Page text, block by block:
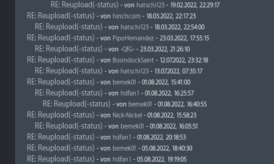
RE: Reupload(-status) - von hatschi123 - 19.02.2022, 22:29:17
RE: Reupload(-status) - von hirschcom - 18.03.2022, 22:17:23
RE: Reupload(-status) - von hatschi123 - 18.03.2022, 22:54:00
RE: Reupload(-status) - von PipoHernandez - 23.03.2022, 17:55:15
RE: Reupload(-status) - von -QfG- - 23.03.2022, 21:26:10
RE: Reupload(-status) - von BoondockSaint - 12.07.2022, 23:32:18
RE: Reupload(-status) - von hatschi123 - 13.07.2022, 07:35:17
RE: Reupload(-status) - von bemek01 - 01.08.2022, 15:41:00
RE: Reupload(-status) - von hdfan1 - 01.08.2022, 16:25:57
RE: Reupload(-status) - von bemek01 - 01.08.2022, 16:40:55
RE: Reupload(-status) - von Nick-Nickel - 01.08.2022, 15:58:23
RE: Reupload(-status) - von bemek01 - 01.08.2022, 16:05:51
RE: Reupload(-status) - von hdfan1 - 01.08.2022, 20:18:53
RE: Reupload(-status) - von bemek01 - 05.08.2022, 18:40:30
RE: Reupload(-status) - von hdfan1 - 05.08.2022, 19:19:05